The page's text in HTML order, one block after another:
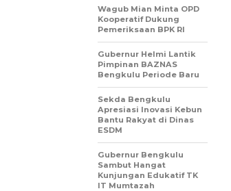
Wagub Mian Minta OPD
Kooperatif Dukung
Pemeriksaan BPK RI
Gubernur Helmi Lantik
Pimpinan BAZNAS
Bengkulu Periode Baru
Sekda Bengkulu
Apresiasi Inovasi Kebun
Bantu Rakyat di Dinas
ESDM
Gubernur Bengkulu
Sambut Hangat
Kunjungan Edukatif TK
IT Mumtazah